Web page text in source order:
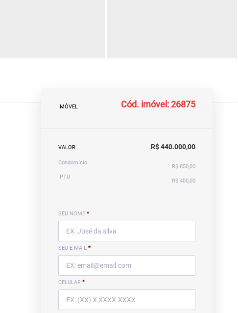
IMÓVEL Cód. imóvel: 26875
VALOR R$ 440.000,00
Condomínio
R$ 850,00
IPTU
R$ 400,00
SEU NOME *
SEU E-MAIL *
CELULAR *